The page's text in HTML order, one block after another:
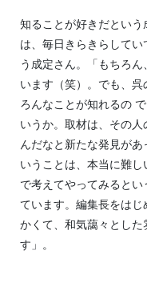
知ることが好きだとい
は、毎日きらきらして
う成定さん。「もちろ
います（笑）。でも、
ろんなことが知れるの
いうか。取材は、その
んだなと新たな発見が
いうことは、本当に難
で考えてやってみると
ています。編集長をは
かくて、和気藹々とした
す」。